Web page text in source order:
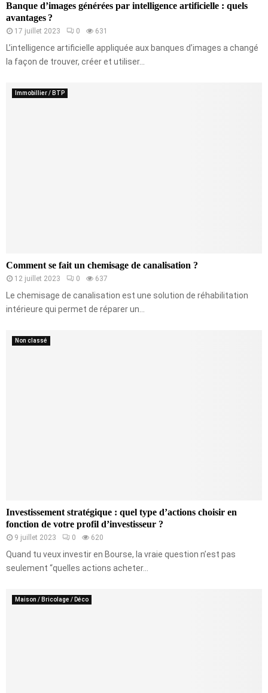
Banque d’images générées par intelligence artificielle : quels
avantages ?
17 juillet 2023 0 631
L’intelligence artificielle appliquée aux banques d’images a changé
la façon de trouver, créer et utiliser...
Immobillier / BTP
Comment se fait un chemisage de canalisation ?
12 juillet 2023 0 637
Le chemisage de canalisation est une solution de réhabilitation
intérieure qui permet de réparer un...
Non classé
Investissement stratégique : quel type d’actions choisir en
fonction de votre profil d’investisseur ?
9 juillet 2023 0 620
Quand tu veux investir en Bourse, la vraie question n’est pas
seulement “quelles actions acheter...
Maison / Bricolage / Déco